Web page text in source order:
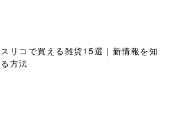
スリコで買える雑貨15選｜新情報を知
る方法